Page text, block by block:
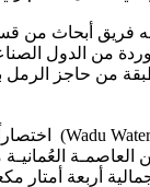
طبقة من حاجز
العُمانيـة